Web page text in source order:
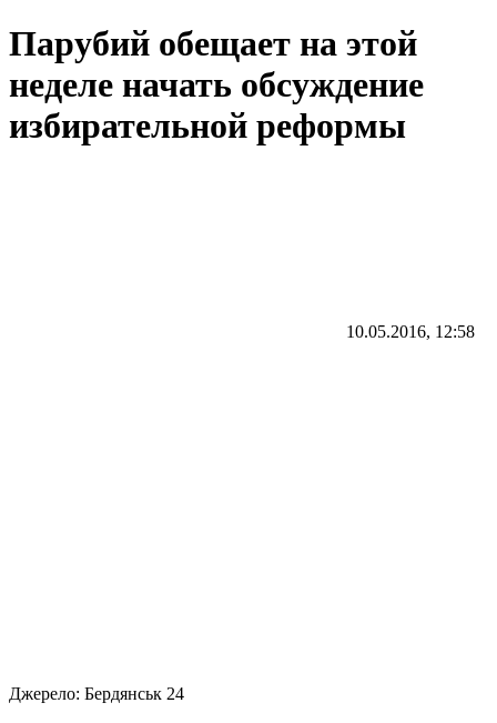
Парубий обещает на этой
неделе начать обсуждение
избирательной реформы
10.05.2016, 12:58
Джерело: Бердянськ 24